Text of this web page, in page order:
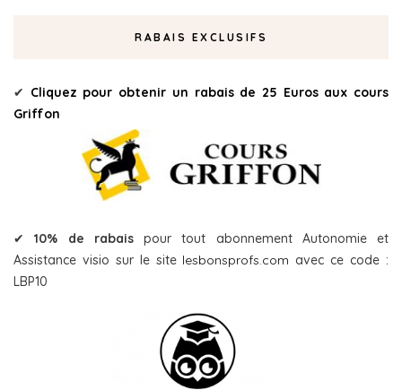
RABAIS EXCLUSIFS
✔ Cliquez pour obtenir un rabais de 25 Euros aux cours
Griffon
✔10% de rabaispour tout abonnement Autonomie et
Assistance visio sur le site lesbonsprofs.com avec ce code :
LBP10